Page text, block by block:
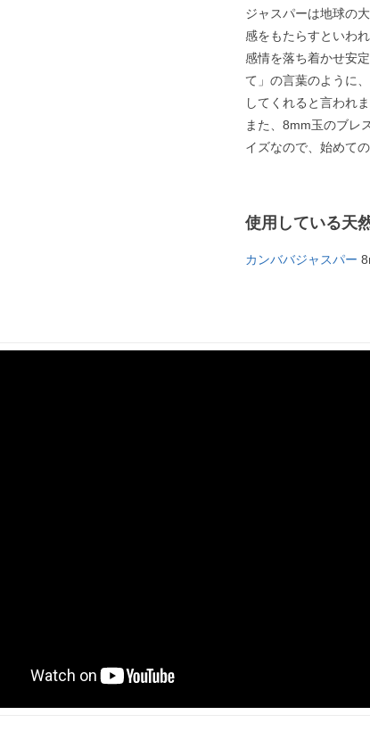
ジャスパーは地球の
感をもたらすといわれ
感情を落ち着かせ安
て」の言葉のように
してくれると言われま
また、8mm玉のブレ
イズなので、始めて
使用している天
カンババジャスパー